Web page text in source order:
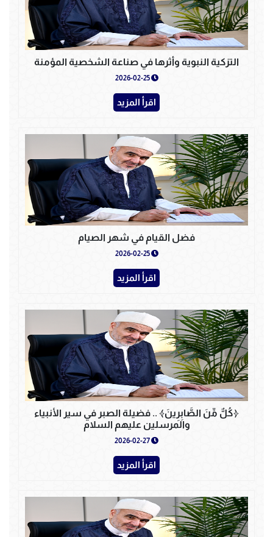
التزكية النبوية وأثرها في صناعة الشخصية المؤمنة
2026-02-25
اقرأ المزيد
فضل القيام في شهر الصيام
2026-02-25
اقرأ المزيد
﴿كُلٌّ مِّنَ الصَّابِرِينَ﴾ .. فضيلة الصبر في سير الأنبياء
والمرسلين عليهم السلام
اقرأ المزيد